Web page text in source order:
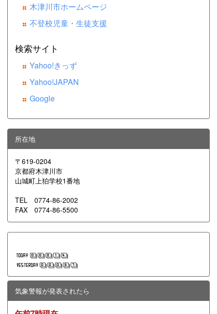
木津川市ホームページ
不登校児童・生徒支援
検索サイト
Yahoo!きっず
Yahoo!JAPAN
Google
所在地
〒619-0204
京都府木津川市
山城町上狛学校1番地
TEL 0774-86-2002
FAX 0774-86-5500
気象警報が発表されたら